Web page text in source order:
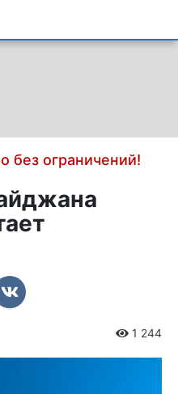
без ограничений!
1 244